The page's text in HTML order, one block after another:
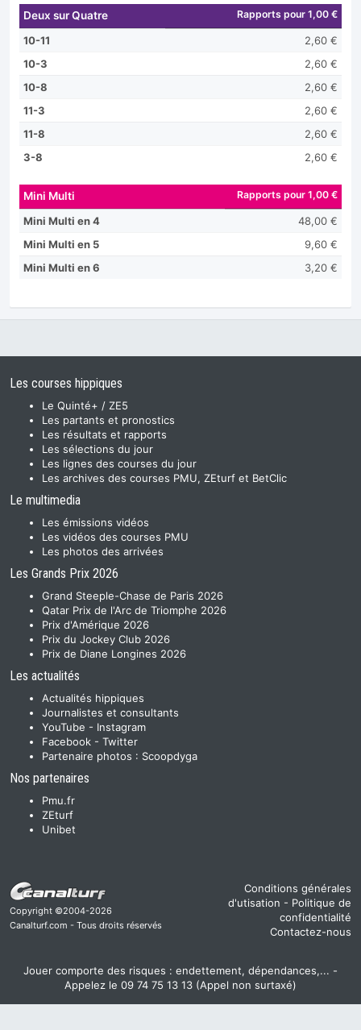
Deux sur Quatre Rapports pour 1,00 €
10-11
2,60 €
10-3
2,60 €
10-8
2,60 €
11-3
2,60 €
11-8
2,60 €
3-8
2,60 €
Mini Multi Rapports pour 1,00 €
Mini Multi en 4
48,00 €
Mini Multi en 5
9,60 €
Mini Multi en 6
3,20 €
Les courses hippiques
Le Quinté+ / ZE5
Les partants et pronostics
Les résultats et rapports
Les sélections du jour
Les lignes des courses du jour
Les archives des courses PMU, ZEturf et BetClic
Le multimedia
Les émissions vidéos
Les vidéos des courses PMU
Les photos des arrivées
Les Grands Prix 2026
Grand Steeple-Chase de Paris 2026
Qatar Prix de l'Arc de Triomphe 2026
Prix d'Amérique 2026
Prix du Jockey Club 2026
Prix de Diane Longines 2026
Les actualités
Actualités hippiques
Journalistes et consultants
YouTube - Instagram
Facebook - Twitter
Partenaire photos : Scoopdyga
Nos partenaires
Pmu.fr
ZEturf
Unibet
Copyright ©2004-2026
Canalturf.com - Tous droits réservés
Conditions générales
d'utisation - Politique de
confidentialité
Contactez-nous
Jouer comporte des risques : endettement, dépendances,... -
Appelez le 09 74 75 13 13 (Appel non surtaxé)